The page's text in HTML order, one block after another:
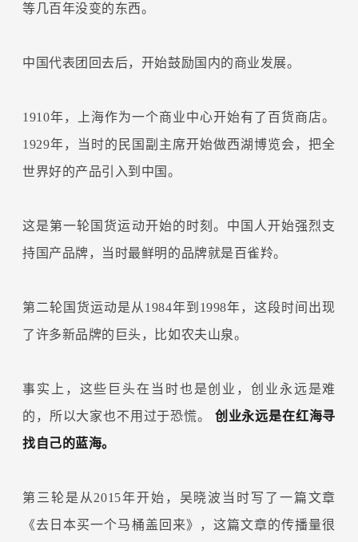
等几百年没变的东西。
中国代表团回去后，开始鼓励国内的商业发展。
1910年，上海作为一个商业中心开始有了百货商店。
1929年，当时的民国副主席开始做西湖博览会，把全
世界好的产品引入到中国。
这是第一轮国货运动开始的时刻。中国人开始强烈支
持国产品牌，当时最鲜明的品牌就是百雀羚。
第二轮国货运动是从1984年到1998年，这段时间出现
了许多新品牌的巨头，比如农夫山泉。
事实上，这些巨头在当时也是创业，创业永远是难
的，所以大家也不用过于恐慌。 创业永远是在红海寻
找自己的蓝海。
第三轮是从2015年开始，吴晓波当时写了一篇文章
《去日本买一个马桶盖回来》，这篇文章的传播量很